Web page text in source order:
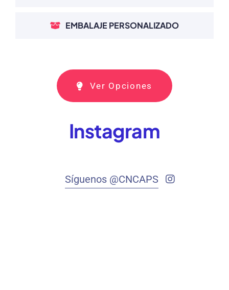
EMBALAJE PERSONALIZADO
Ver Opciones
Instagram
Síguenos @CNCAPS